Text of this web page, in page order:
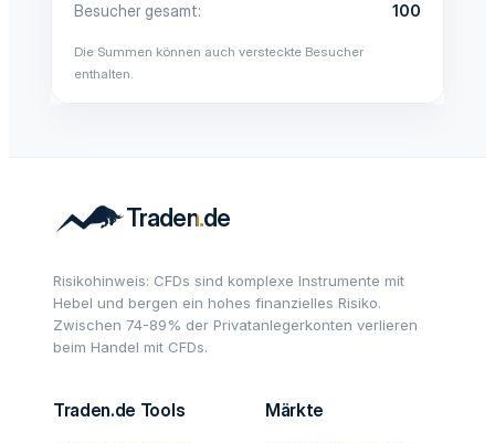
Besucher gesamt
100
Die Summen können auch versteckte Besucher
enthalten.
Risikohinweis: CFDs sind komplexe Instrumente mit
Hebel und bergen ein hohes finanzielles Risiko.
Zwischen 74-89% der Privatanlegerkonten verlieren
beim Handel mit CFDs.
Traden.de Tools Märkte